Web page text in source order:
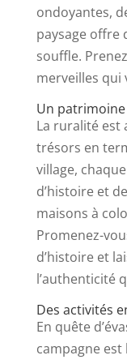
ondoyantes,
paysage offre
souffle.
merveilles qui
Un
La ruralité est
trésors en
village,
d’histoire et
maisons à
Promenez-
d’histoire et
l’authenticité
Des activités
En quête
campagne est